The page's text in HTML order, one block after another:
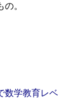
。
数学教育レベ